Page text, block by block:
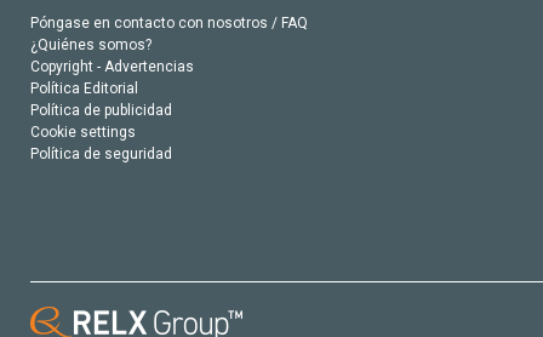
Póngase en contacto con nosotros / FAQ
¿Quiénes somos?
Copyright - Advertencias
Política Editorial
Política de publicidad
Cookie settings
Política de seguridad